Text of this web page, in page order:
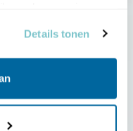
Details tonen
36,00 per jaar